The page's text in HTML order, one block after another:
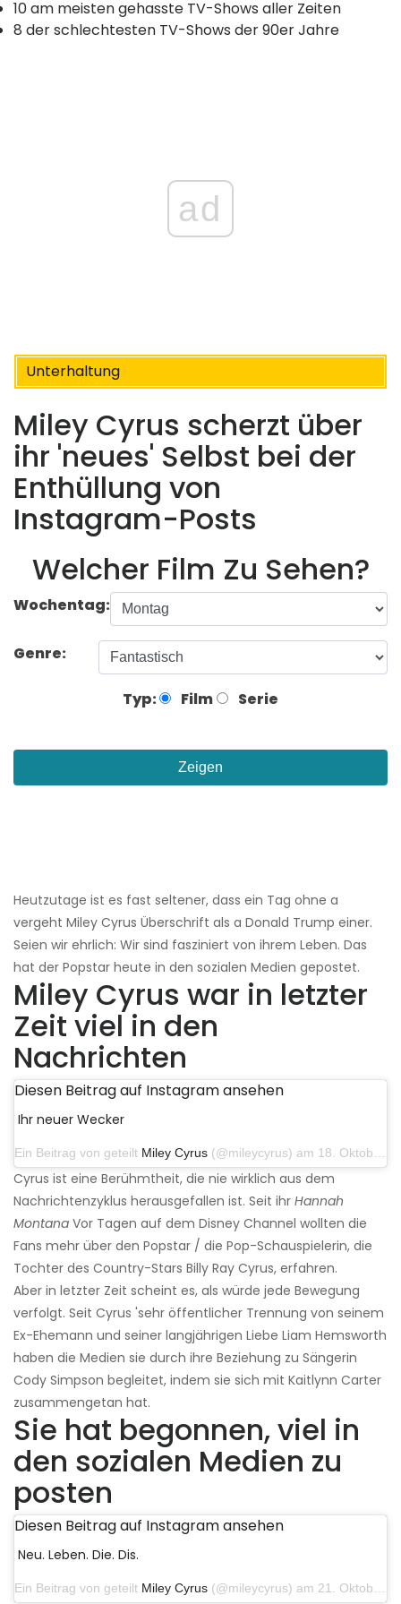
10 am meisten gehasste TV-Shows aller Zeiten
8 der schlechtesten TV-Shows der 90er Jahre
ad
Unterhaltung
Miley Cyrus scherzt über
ihr 'neues' Selbst bei der
Enthüllung von
Instagram-Posts
Welcher Film Zu Sehen?
Wochentag:
Genre:
Typ: Film Serie
Zeigen
Heutzutage ist es fast seltener, dass ein Tag ohne a
vergeht Miley Cyrus Überschrift als a Donald Trump einer.
Seien wir ehrlich: Wir sind fasziniert von ihrem Leben. Das
hat der Popstar heute in den sozialen Medien gepostet.
Miley Cyrus war in letzter
Zeit viel in den
Nachrichten
Diesen Beitrag auf Instagram ansehen
Ihr neuer Wecker
Ein Beitrag von geteilt Miley Cyrus (@mileycyrus) am 18. Oktober 2019 um 19:03 Uhr PDT
Cyrus ist eine Berühmtheit, die nie wirklich aus dem
Nachrichtenzyklus herausgefallen ist. Seit ihr Hannah
Montana Vor Tagen auf dem Disney Channel wollten die
Fans mehr über den Popstar / die Pop-Schauspielerin, die
Tochter des Country-Stars Billy Ray Cyrus, erfahren.
Aber in letzter Zeit scheint es, als würde jede Bewegung
verfolgt. Seit Cyrus 'sehr öffentlicher Trennung von seinem
Ex-Ehemann und seiner langjährigen Liebe Liam Hemsworth
haben die Medien sie durch ihre Beziehung zu Sängerin
Cody Simpson begleitet, indem sie sich mit Kaitlynn Carter
zusammengetan hat.
Sie hat begonnen, viel in
den sozialen Medien zu
posten
Diesen Beitrag auf Instagram ansehen
Neu. Leben. Die. Dis.
Ein Beitrag von geteilt Miley Cyrus (@mileycyrus) am 21. Oktober 2019 um 12:31 Uhr PDT